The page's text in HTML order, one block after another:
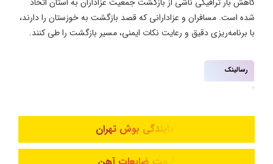
شده است. مسافران و عزادارانی که قصد بازگشت به خوزستان را دارند،
با برنامه‌ریزی دقیق و رعایت نکات ایمنی، مسیر بازگشت را طی کنند.
رسالینک
نمایندگی بوش تهران